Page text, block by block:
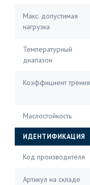
Макс. допустимая
нагрузка
Температурный
диапазон
Коэффициент трения
Маслостойкость
ИДЕНТИФИКАЦИЯ
Код производителя
Артикул на складе